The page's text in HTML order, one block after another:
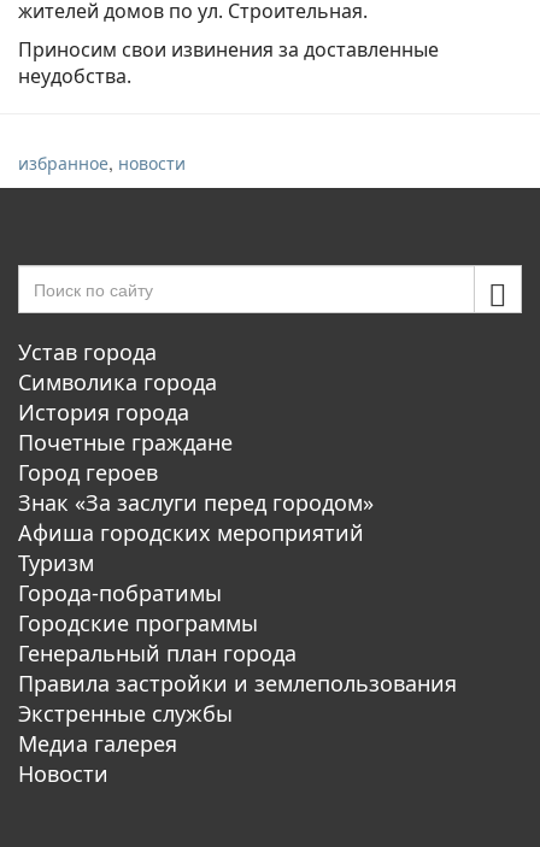
жителей домов по ул. Строительная.
Приносим свои извинения за доставленные
неудобства.
избранное, новости
Устав города
Символика города
История города
Почетные граждане
Город героев
Знак «За заслуги перед городом»
Афиша городских мероприятий
Туризм
Города-побратимы
Городские программы
Генеральный план города
Правила застройки и землепользования
Экстренные службы
Медиа галерея
Новости